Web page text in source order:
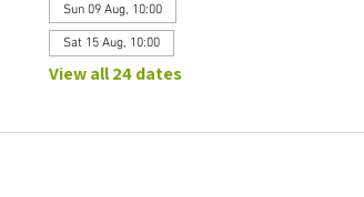
Sun 09 Aug, 10:00
Sat 15 Aug, 10:00
View all 24 dates